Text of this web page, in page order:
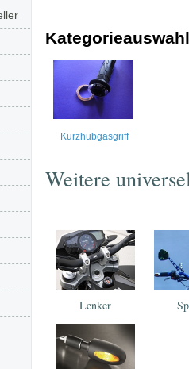
Kategorieauswahl
Kurzhubgasgriff
Weitere
Lenker